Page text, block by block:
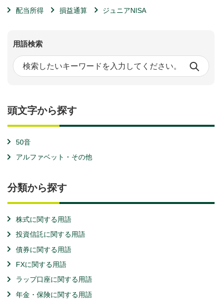
配当所得
損益通算 ジュニアNISA
用語検索
頭文字から探す
50音
アルファベット・その他
分類から探す
株式に関する用語
投資信託に関する用語
債券に関する用語
FXに関する用語
ラップ口座に関する用語
年金・保険に関する用語